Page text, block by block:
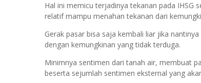
Hal ini memicu terjadinya tekanan pada IHSG
relatif mampu menahan tekanan dari
Gerak pasar bisa saja kembali liar jika
dengan kemungkinan yang tidak terduga.
Minimnya sentimen dari tanah air, membuat
beserta sejumlah sentimen eksternal yang